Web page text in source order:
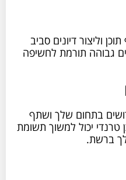
וליצור דיונים סביב
גבוהה תורמת לחשיפה
בתחום שלך ושתף
טרנדי יכול למשוך תשומת
ברשת.